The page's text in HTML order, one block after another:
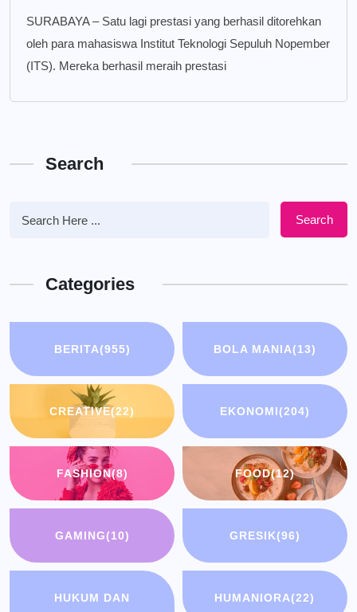
SURABAYA – Satu lagi prestasi yang berhasil ditorehkan
oleh para mahasiswa Institut Teknologi Sepuluh Nopember
(ITS). Mereka berhasil meraih prestasi
Search
Search
Categories
BERITA(955) BOLA MANIA(13)
CREATIVE(22) EKONOMI(204)
FASHION(8) FOOD(12)
GAMING(10) GRESIK(96)
HUKUM DAN
HUMANIORA(22)